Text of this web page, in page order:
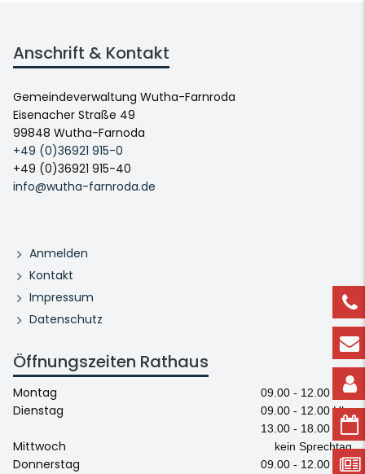
Anschrift & Kontakt
Gemeindeverwaltung Wutha-Farnroda
Eisenacher Straße 49
99848 Wutha-Farnoda
+49 (0)36921 915-0
+49 (0)36921 915-40
info@wutha-farnroda.de
Anmelden
Kontakt
Impressum
Datenschutz
Öffnungszeiten Rathaus
Montag 09.00 - 12.00 Uhr
Dienstag
09.00 - 12.00 Uhr
13.00 - 18.00 Uhr
Mittwoch kein Sprechtag
Donnerstag
09.00 - 12.00 Uhr